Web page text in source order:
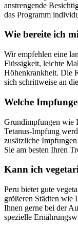
anstrengende
das Programm
Wie bereite ich
Wir empfehlen eine
Flüssigkeit, leichte
Höhenkrankheit. Die
sich schrittweise an
Welche
Grundimpfungen wie
Tetanus-Impfung
zusätzliche
Sie am besten Ihren
Kann ich
Peru bietet gute
größeren Städten wie
Ihnen gerne bei der
spezielle